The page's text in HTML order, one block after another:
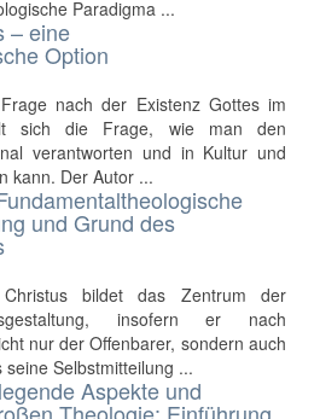
Paradigma ...
– eine
Option
nach der Existenz Gottes im
sich die Frage, wie man den
verantworten und in Kultur und
kann. Der Autor ...
und Grund des
bildet das Zentrum der
insofern er nach
nur der Offenbarer, sondern auch
Selbstmitteilung ...
Aspekte und